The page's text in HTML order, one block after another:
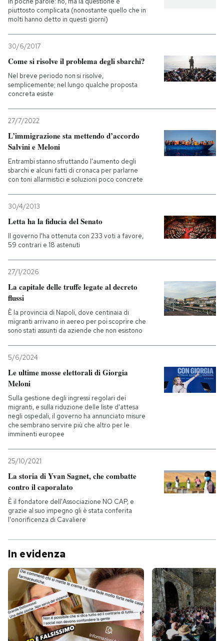
piuttosto complicata (nonostante quello che in
molti hanno detto in questi giorni)
30/6/2017
Come si risolve il problema degli sbarchi?
Nel breve periodo non si risolve,
semplicemente; nel lungo qualche proposta
concreta esiste
27/7/2022
L’immigrazione sta mettendo d’accordo
Salvini e Meloni
Entrambi stanno sfruttando l'aumento degli
sbarchi e alcuni fatti di cronaca per parlarne
con toni allarmistici e soluzioni poco concrete
30/4/2013
Letta ha la fiducia del Senato
Il governo l'ha ottenuta con 233 voti a favore,
59 contrari e 18 astenuti
27/1/2026
La capitale delle truffe legate al decreto
flussi
È la provincia di Napoli, dove centinaia di
migranti arrivano in aereo per poi scoprire che
sono stati assunti da aziende che non esistono
5/6/2024
Le ultime mosse elettorali di Giorgia
Meloni
Sulla gestione degli ingressi regolari dei
migranti, e sulla riduzione delle liste d'attesa
negli ospedali, il governo ha annunciato misure
che sembrano servire più che altro per le
imminenti europee
25/10/2021
La storia di Yvan Sagnet, che combatte
contro il caporalato
È il fondatore dell'Associazione NO CAP, e
grazie al suo impegno gli è stata conferita
l'onorificenza di Cavaliere
In evidenza